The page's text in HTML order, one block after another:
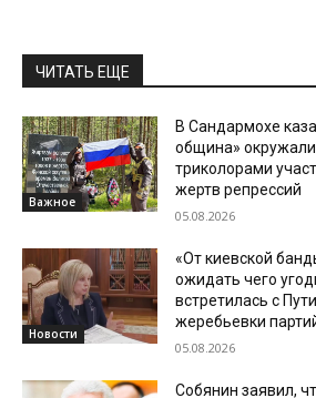
ЧИТАТЬ ЕЩЕ
Важное
В Сандармохе
община»
триколорами
жертв репрессий
05.08.2026
Новости
«От киевской
ожидать чего
встретилась с
жеребьевки
05.08.2026
Собянин заявил,